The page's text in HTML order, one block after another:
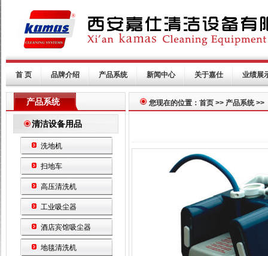
首 页 品牌介绍 产品系统 新闻中心 关于嘉仕 业绩展
产品系统
清洁设备用品
洗地机
扫地车
高压清洗机
工业吸尘器
酒店宾馆吸尘器
地毯清洗机
您现在的位置：首页 >> 产品系统 >>